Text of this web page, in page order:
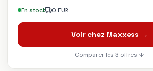
En stock 0 EUR
Voir chez Maxxess →
Comparer les 3 offres ↓